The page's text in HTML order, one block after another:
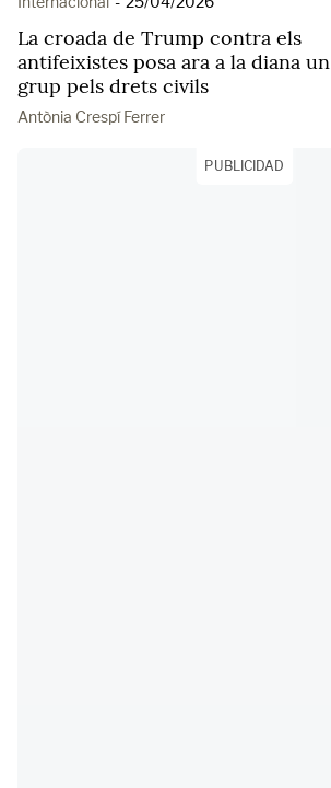
La croada de Trump contra els
antifeixistes posa ara a la diana un
grup pels drets civils
Antònia Crespí Ferrer
PUBLICIDAD